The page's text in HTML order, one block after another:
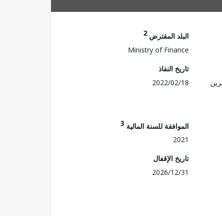
البلد المقترض 2
Ministry of Finance
تاريخ النفاذ
2022/02/18
الموافقة للسنة المالية 3
2021
تاريخ الإقفال
2026/12/31